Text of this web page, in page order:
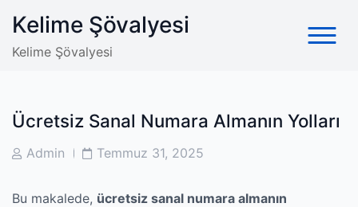
content
Kelime Şövalyesi
Kelime Şövalyesi
Ücretsiz Sanal Numara Almanın Yolları
PostAdmin
PostTemmuz 31, 2025
Bu makalede, ücretsiz sanal numara almanın